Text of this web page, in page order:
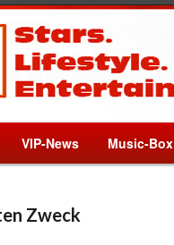
VIP-News Music-Box
Zweck